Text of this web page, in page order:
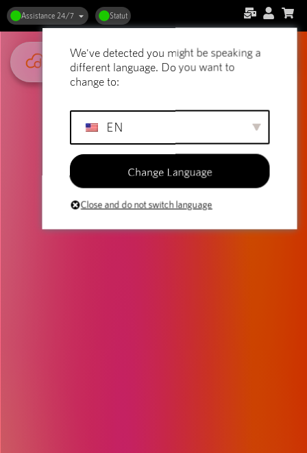
Assistance 24/7 Statut
We've detected you might be speaking a
different language. Do you want to
change to:
EN
Change Language
Close and do not switch language